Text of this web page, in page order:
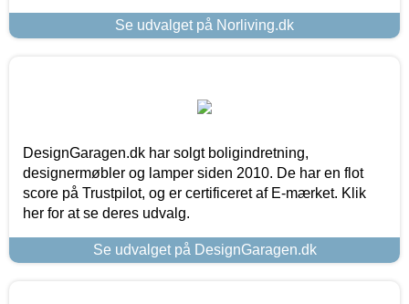
Se udvalget på Norliving.dk
DesignGaragen.dk har solgt boligindretning,
designermøbler og lamper siden 2010. De har en flot
score på Trustpilot, og er certificeret af E-mærket. Klik
her for at se deres udvalg.
Se udvalget på DesignGaragen.dk